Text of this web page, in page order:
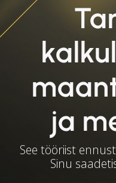
ja
See tööriist
Sinu